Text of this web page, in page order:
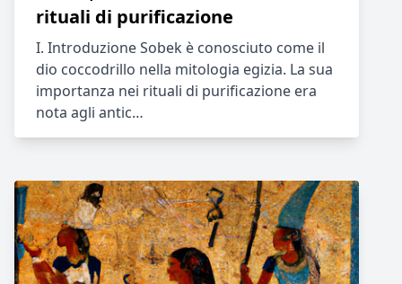
rituali di purificazione
I. Introduzione Sobek è conosciuto come il
dio coccodrillo nella mitologia egizia. La sua
importanza nei rituali di purificazione era
nota agli antic…